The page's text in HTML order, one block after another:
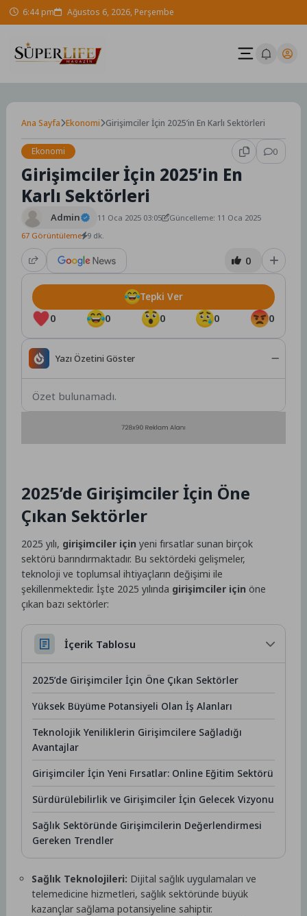
Skip 6:44 pm Ağustos 6, 2026, Perşembe
Ana Sayfa Ekonomi Girişimciler İçin 2025’in En Karlı Sektörleri
Ekonomi 0
Girişimciler İçin 2025’in En
Karlı Sektörleri
Admin 11 Oca 2025 03:05
Güncelleme: 11 Oca 2025
67 Görüntüleme 9 dk.
0
0 0 0 0 0
Tepki Ver
Yazı Özetini Göster
Özet bulunamadı.
2025’de Girişimciler İçin Öne
Çıkan Sektörler
2025 yılı, girişimciler için yeni fırsatlar sunan birçok
sektörü barındırmaktadır. Bu sektördeki gelişmeler,
teknoloji ve toplumsal ihtiyaçların değişimi ile
şekillenmektedir. İşte 2025 yılında girişimciler için öne
çıkan bazı sektörler:
İçerik Tablosu
2025’de Girişimciler İçin Öne Çıkan Sektörler
Yüksek Büyüme Potansiyeli Olan İş Alanları
Teknolojik Yeniliklerin Girişimcilere Sağladığı
Avantajlar
Girişimciler İçin Yeni Fırsatlar: Online Eğitim Sektörü
Sürdürülebilirlik ve Girişimciler İçin Gelecek Vizyonu
Sağlık Sektöründe Girişimcilerin Değerlendirmesi
Gereken Trendler
Sağlık Teknolojileri: Dijital sağlık uygulamaları ve
telemedicine hizmetleri, sağlık sektöründe büyük
kazançlar sağlama potansiyeline sahiptir.